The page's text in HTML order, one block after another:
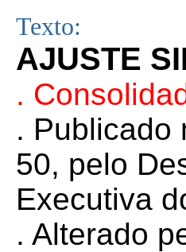
Texto:
AJUSTE
.
. Publicado
50, pelo
Executiva
. Alterado